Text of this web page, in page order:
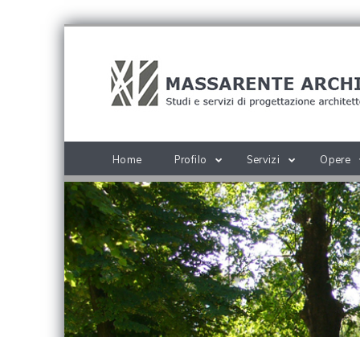
Home Profilo Servizi Opere